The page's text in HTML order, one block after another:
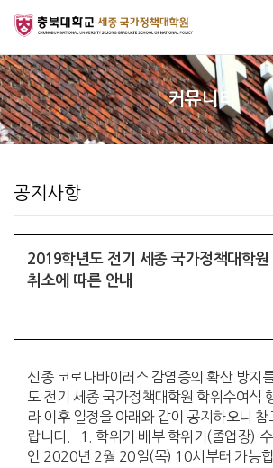
커뮤니티
공지사항
2019학년도 전기 세종 국가정책대학
취소에 따른 안내
신종 코로나바이러스 감염증의 확산 방지
도 전기 세종 국가정책대학원 학위수여식
라 이후 일정을 아래와 같이 공지하오니
랍니다. 1. 학위기 배부 학위기(졸업장)
인 2020년 2월 20일(목) 10시부터 가능